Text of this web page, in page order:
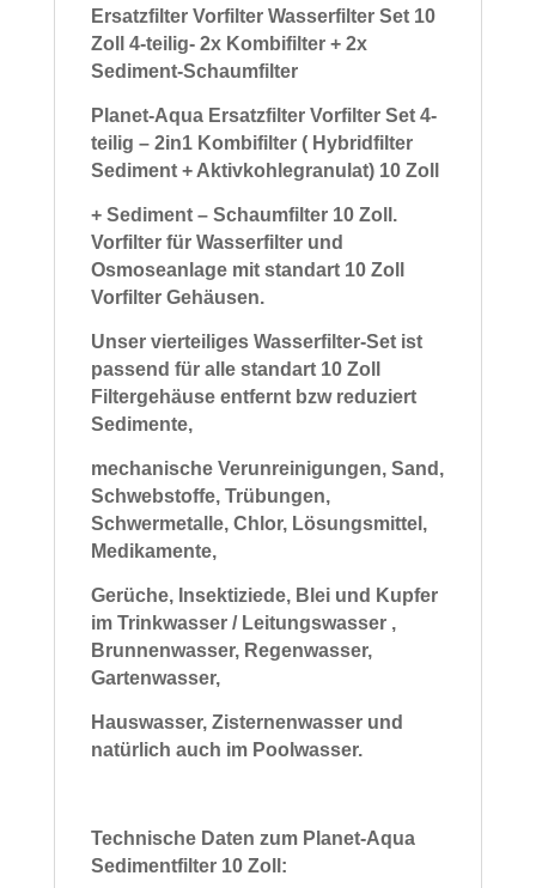
Ersatzfilter Vorfilter Wasserfilter Set 10
Zoll 4-teilig- 2x Kombifilter + 2x
Sediment-Schaumfilter
Planet-Aqua Ersatzfilter Vorfilter Set 4-
teilig – 2in1 Kombifilter ( Hybridfilter
Sediment + Aktivkohlegranulat) 10 Zoll
+ Sediment – Schaumfilter 10 Zoll.
Vorfilter für Wasserfilter und
Osmoseanlage mit standart 10 Zoll
Vorfilter Gehäusen.
Unser vierteiliges Wasserfilter-Set ist
passend für alle standart 10 Zoll
Filtergehäuse entfernt bzw reduziert
Sedimente,
mechanische Verunreinigungen, Sand,
Schwebstoffe, Trübungen,
Schwermetalle, Chlor, Lösungsmittel,
Medikamente,
Gerüche, Insektiziede, Blei und Kupfer
im Trinkwasser / Leitungswasser ,
Brunnenwasser, Regenwasser,
Gartenwasser,
Hauswasser, Zisternenwasser und
natürlich auch im Poolwasser.
Technische Daten zum Planet-Aqua
Sedimentfilter 10 Zoll: